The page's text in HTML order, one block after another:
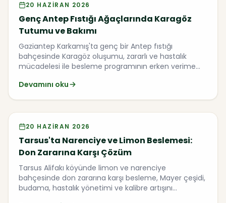
Video
20 HAZIRAN 2026
Genç Antep Fıstığı Ağaçlarında Karagöz
Tutumu ve Bakımı
Gaziantep Karkamış'ta genç bir Antep fıstığı
bahçesinde Karagöz oluşumu, zararlı ve hastalık
mücadelesi ile besleme programının erken verime
Devamını oku
Video
20 HAZIRAN 2026
Tarsus'ta Narenciye ve Limon Beslemesi:
Don Zararına Karşı Çözüm
Tarsus Alifakı köyünde limon ve narenciye
bahçesinde don zararına karşı besleme, Mayer çeşidi,
budama, hastalık yönetimi ve kalibre artışını